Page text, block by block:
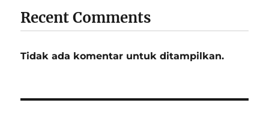
Recent Comments
Tidak ada komentar untuk ditampilkan.